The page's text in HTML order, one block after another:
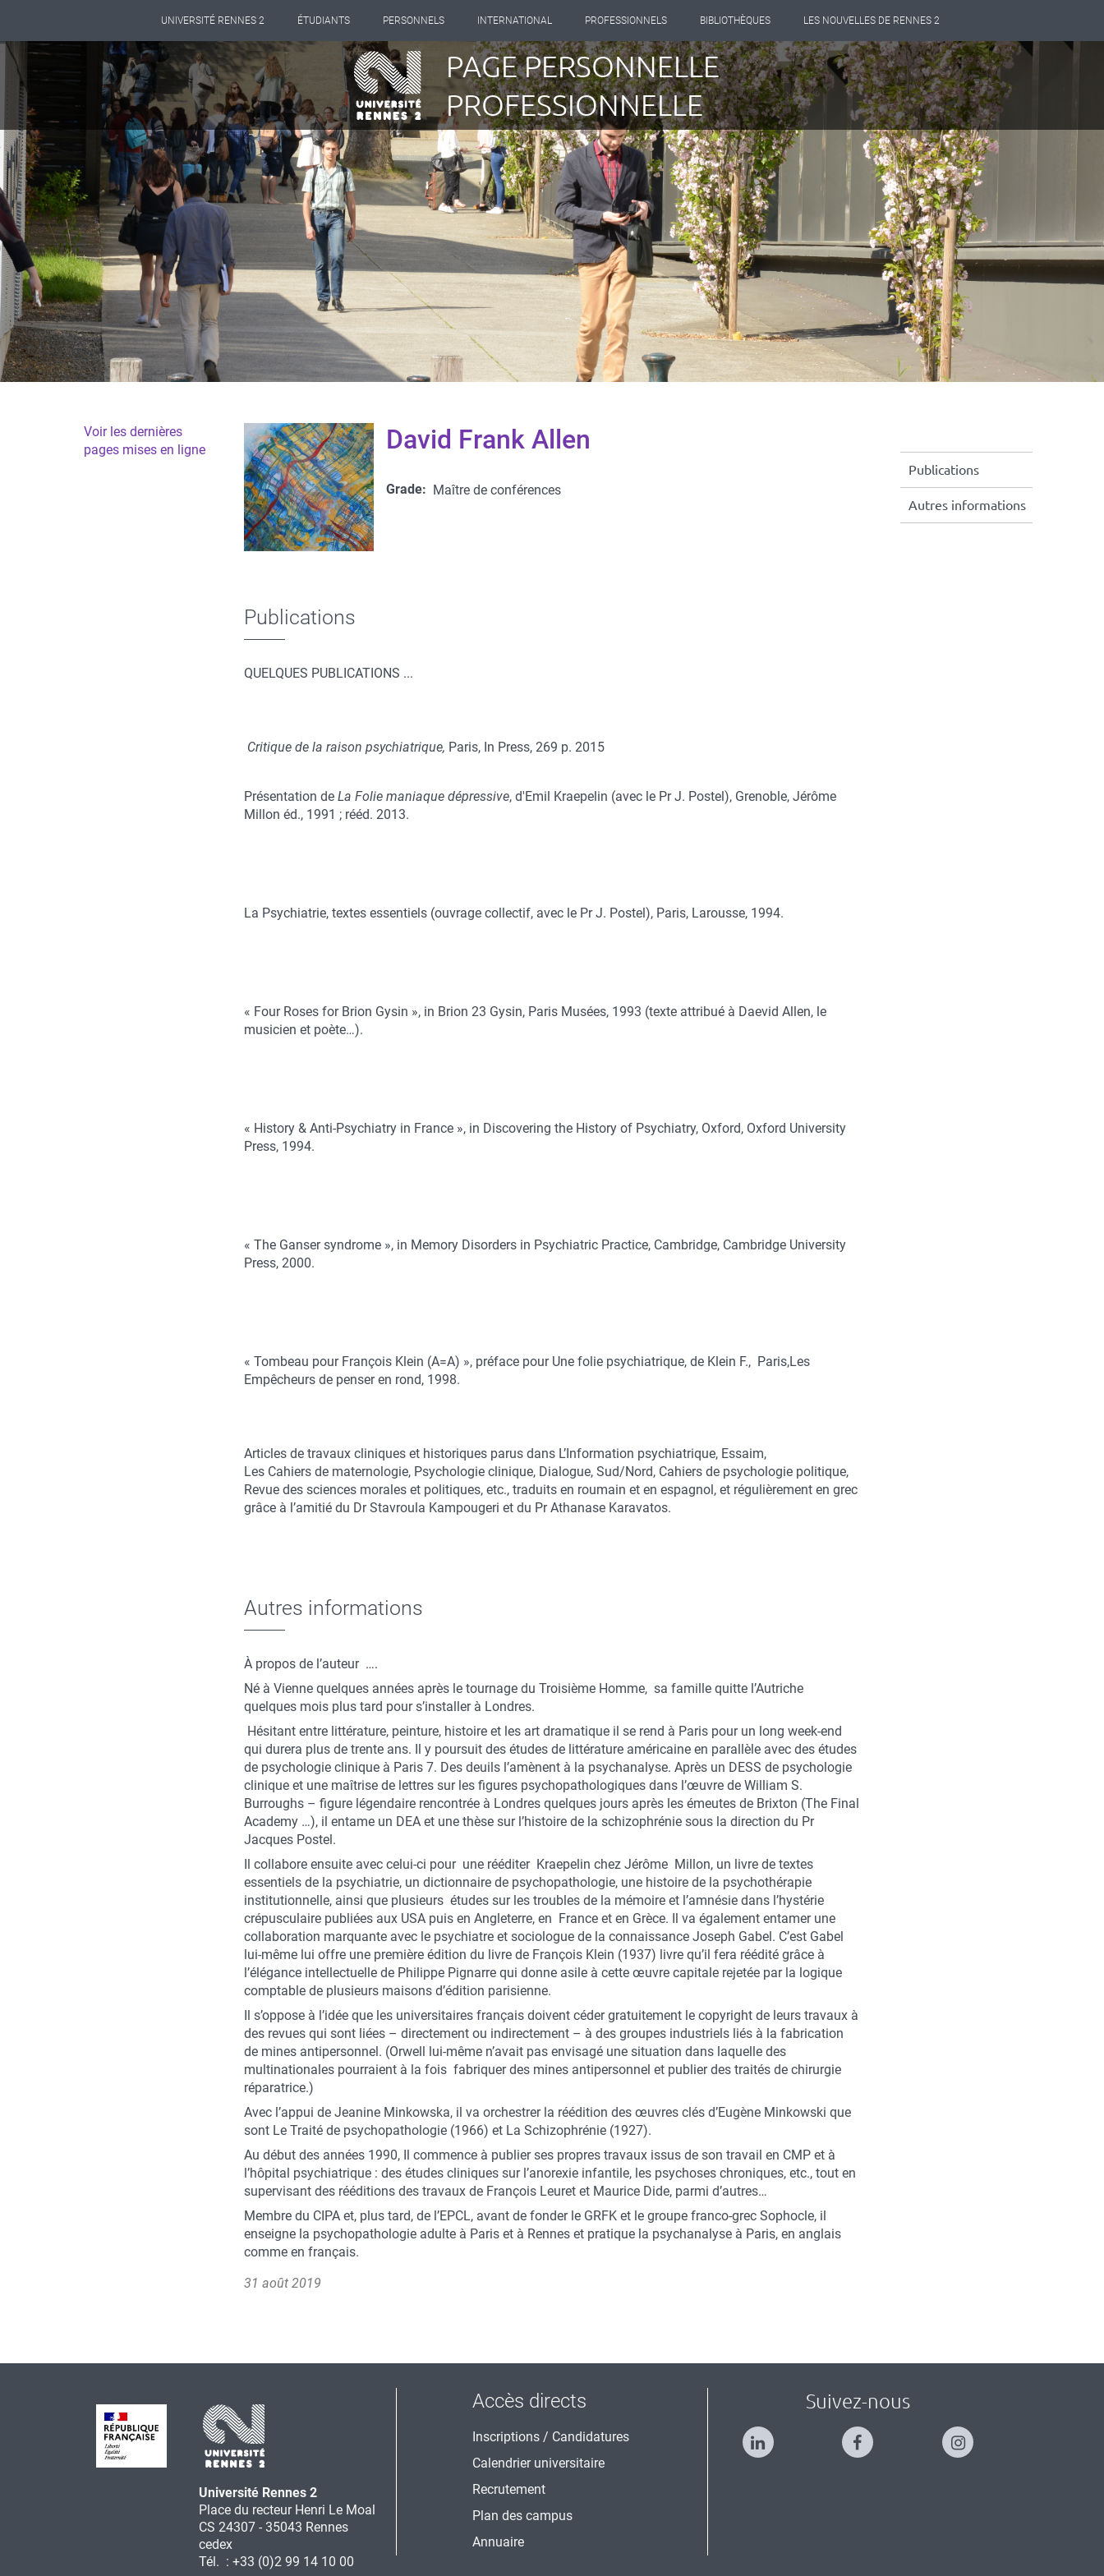
UNIVERSITÉ RENNES 2 ÉTUDIANTS PERSONNELS INTERNATIONAL PROFESSIONNELS BIBLIOTHÈQUES LES NOUVELLES DE RENNES 2
Aller
contenu
principal
PAGE PERSONNELLE
PROFESSIONNELLE
Voir les dernières
pages mises en ligne
Publications
Autres informations
David Frank Allen
Grade Maître de conférences
Publications
QUELQUES PUBLICATIONS ...
Critique de la raison psychiatrique, Paris, In Press, 269 p. 2015
Présentation de La Folie maniaque dépressive, d'Emil Kraepelin (avec le Pr J. Postel), Grenoble, Jérôme
Millon éd., 1991 ; rééd. 2013.
La Psychiatrie, textes essentiels (ouvrage collectif, avec le Pr J. Postel), Paris, Larousse, 1994.
« Four Roses for Brion Gysin », in Brion 23 Gysin, Paris Musées, 1993 (texte attribué à Daevid Allen, le
musicien et poète…).
« History & Anti-Psychiatry in France », in Discovering the History of Psychiatry, Oxford, Oxford University
Press, 1994.
« The Ganser syndrome », in Memory Disorders in Psychiatric Practice, Cambridge, Cambridge University
Press, 2000.
« Tombeau pour François Klein (A=A) », préface pour Une folie psychiatrique, de Klein F., Paris,Les
Empêcheurs de penser en rond, 1998.
Articles de travaux cliniques et historiques parus dans L’Information psychiatrique, Essaim,
Les Cahiers de maternologie, Psychologie clinique, Dialogue, Sud/Nord, Cahiers de psychologie politique,
Revue des sciences morales et politiques, etc., traduits en roumain et en espagnol, et régulièrement en grec
grâce à l’amitié du Dr Stavroula Kampougeri et du Pr Athanase Karavatos.
Autres informations
À propos de l’auteur ….
Né à Vienne quelques années après le tournage du Troisième Homme, sa famille quitte l’Autriche
quelques mois plus tard pour s’installer à Londres.
Hésitant entre littérature, peinture, histoire et les art dramatique il se rend à Paris pour un long week-end
qui durera plus de trente ans. Il y poursuit des études de littérature américaine en parallèle avec des études
de psychologie clinique à Paris 7. Des deuils l’amènent à la psychanalyse. Après un DESS de psychologie
clinique et une maîtrise de lettres sur les figures psychopathologiques dans l’œuvre de William S.
Burroughs – figure légendaire rencontrée à Londres quelques jours après les émeutes de Brixton (The Final
Academy …), il entame un DEA et une thèse sur l’histoire de la schizophrénie sous la direction du Pr
Jacques Postel.
Il collabore ensuite avec celui-ci pour une rééditer Kraepelin chez Jérôme Millon, un livre de textes
essentiels de la psychiatrie, un dictionnaire de psychopathologie, une histoire de la psychothérapie
institutionnelle, ainsi que plusieurs études sur les troubles de la mémoire et l’amnésie dans l’hystérie
crépusculaire publiées aux USA puis en Angleterre, en France et en Grèce. Il va également entamer une
collaboration marquante avec le psychiatre et sociologue de la connaissance Joseph Gabel. C’est Gabel
lui-même lui offre une première édition du livre de François Klein (1937) livre qu’il fera réédité grâce à
l’élégance intellectuelle de Philippe Pignarre qui donne asile à cette œuvre capitale rejetée par la logique
comptable de plusieurs maisons d’édition parisienne.
Il s’oppose à l’idée que les universitaires français doivent céder gratuitement le copyright de leurs travaux à
des revues qui sont liées – directement ou indirectement – à des groupes industriels liés à la fabrication
de mines antipersonnel. (Orwell lui-même n’avait pas envisagé une situation dans laquelle des
multinationales pourraient à la fois fabriquer des mines antipersonnel et publier des traités de chirurgie
réparatrice.)
Avec l’appui de Jeanine Minkowska, il va orchestrer la réédition des œuvres clés d’Eugène Minkowski que
sont Le Traité de psychopathologie (1966) et La Schizophrénie (1927).
Au début des années 1990, Il commence à publier ses propres travaux issus de son travail en CMP et à
l’hôpital psychiatrique : des études cliniques sur l’anorexie infantile, les psychoses chroniques, etc., tout en
supervisant des rééditions des travaux de François Leuret et Maurice Dide, parmi d’autres…
Membre du CIPA et, plus tard, de l’EPCL, avant de fonder le GRFK et le groupe franco-grec Sophocle, il
enseigne la psychopathologie adulte à Paris et à Rennes et pratique la psychanalyse à Paris, en anglais
comme en français.
31 août 2019
Université Rennes 2
Place du recteur Henri Le Moal
CS 24307 - 35043 Rennes
cedex
Tél. : +33 (0)2 99 14 10 00
Accès directs
Inscriptions / Candidatures
Calendrier universitaire
Recrutement
Plan des campus
Annuaire
Suivez-nous